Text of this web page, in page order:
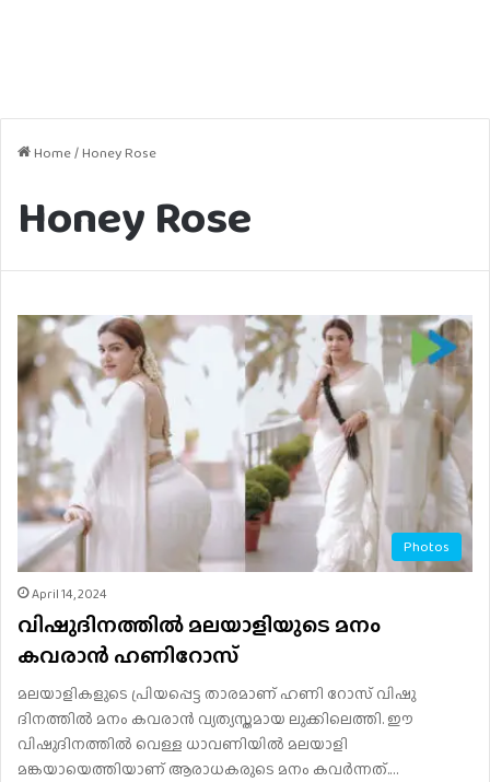
Home/Honey Rose
Honey Rose
Photos
April 14, 2024
വിഷുദിനത്തിൽ മലയാളിയുടെ മനം
കവരാൻ ഹണിറോസ്
മലയാളികളുടെ പ്രിയപ്പെട്ട താരമാണ് ഹണി റോസ് വിഷു
ദിനത്തിൽ മനം കവരാൻ വ്യത്യസ്തമായ ലുക്കിലെത്തി. ഈ
വിഷുദിനത്തിൽ വെള്ള ധാവണിയില്‍ മലയാളി
മങ്കയായെത്തിയാണ് ആരാധകരുടെ മനം കവർന്നത്.…